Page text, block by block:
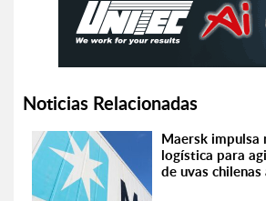
Noticias Relacionadas
Maersk impulsa
logística para
de uvas